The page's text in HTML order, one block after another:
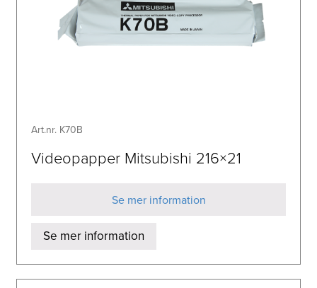
Art.nr. K70B
Videopapper Mitsubishi 216×21
Se mer information
Se mer information